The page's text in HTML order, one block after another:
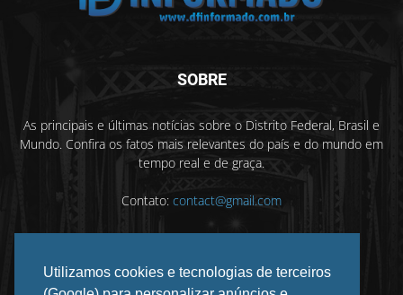
Utilizamos cookies e tecnologias de terceiros
SOBRE
As principais e últimas notícias sobre o Distrito Federal, Brasil e
Mundo. Confira os fatos mais relevantes do país e do mundo em
tempo real e de graça.
Contato: contact@gmail.com